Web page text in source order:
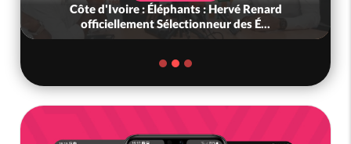
Côte d'Ivoire : Éléphants : Hervé Renard
officiellement Sélectionneur des É...